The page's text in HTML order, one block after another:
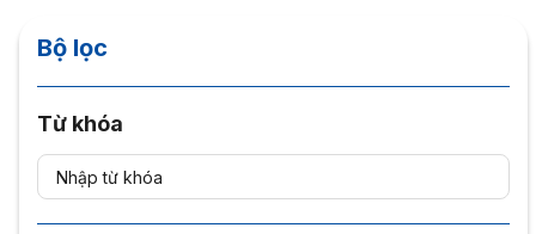
Bộ lọc
Từ khóa